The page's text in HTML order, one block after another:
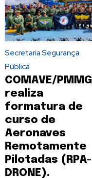
Secretaria Segurança
Pública
COMAVE/PMMG
realiza
formatura de
curso de
Aeronaves
Remotamente
Pilotadas (RPA-
DRONE).